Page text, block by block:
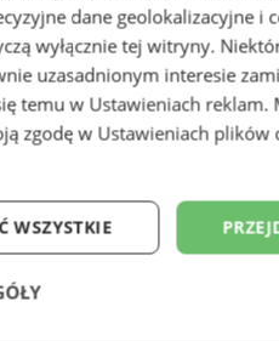
węglowy
dane geolokalizacyjne i
wyłącznie tej witryny.
uzasadnionym interesie
temu w Ustawieniach reklam.
zgodę w Ustawieniach plików
WSZYSTKIE